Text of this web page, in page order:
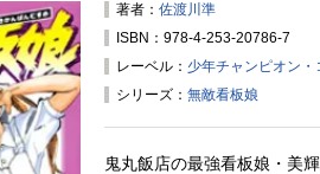
著者： 佐渡川準
ISBN：978-4-253-20786-7
レーベル： 少年チャンピオン・
シリーズ： 無敵看板娘
鬼丸飯店の最強看板娘・美